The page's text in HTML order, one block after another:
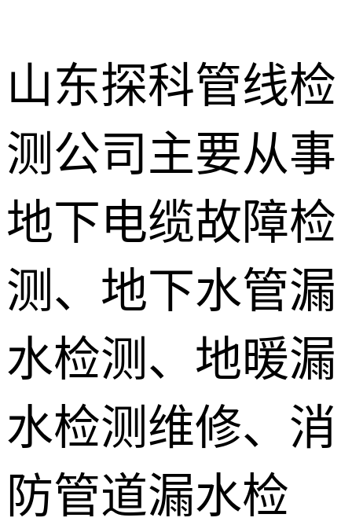
山东探科管线检
测公司主要从事
地下电缆故障检
测、地下水管漏
水检测、地暖漏
水检测维修、消
防管道漏水检
地下暗管漏
水检测
卫生间渗漏
水检测
地暖漏水检
测
壁挂炉维修
防水补漏
障检测
测漏水设备
训